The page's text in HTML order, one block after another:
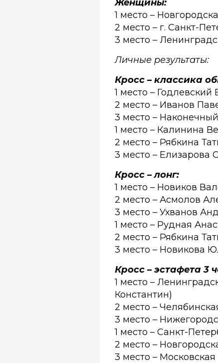
Женщины:
1 место –
2 место – г. Санкт-
3 место –
Личные результаты:
Кросс – классика
1 место – Годлевский
2 место – Иванов
3 место –
1 место – Калинина
2 место – Рябкина
3 место – Елизарова
Кросс – лонг:
1 место – Новиков
2 место – Асмолов
3 место – Ухванов
1 место – Рудная
2 место – Рябкина
3 место – Новикова
Кросс – эстафета 3
1 место –
Константин)
2 место –
3 место –
1 место – Санкт-
2 место –
3 место –